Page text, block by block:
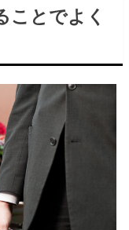
ことでよく